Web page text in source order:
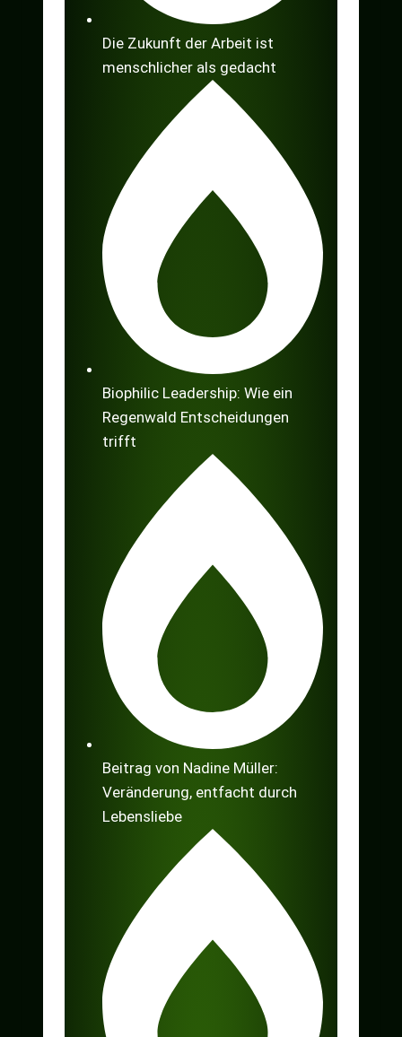
Die Zukunft der Arbeit ist
menschlicher als gedacht
Biophilic Leadership: Wie ein
Regenwald Entscheidungen
trifft
Beitrag von Nadine Müller:
Veränderung, entfacht durch
Lebensliebe